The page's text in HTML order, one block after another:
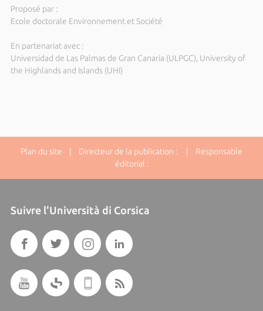
Proposé par :
Ecole doctorale Environnement et Société
En partenariat avec :
Universidad de Las Palmas de Gran Canaria (ULPGC), University of
the Highlands and Islands (UHI)
Plan du site | Directeur de la publication : | Responsable
éditorial :
Suivre l'Università di Corsica